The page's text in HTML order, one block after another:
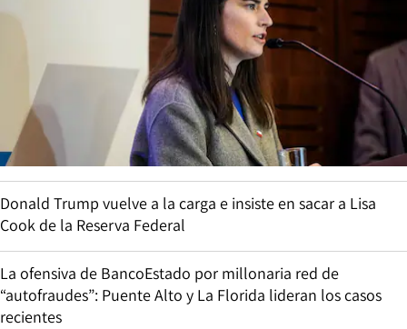
Donald Trump vuelve a la carga e insiste en sacar a Lisa
Cook de la Reserva Federal
La ofensiva de BancoEstado por millonaria red de
“autofraudes”: Puente Alto y La Florida lideran los casos
recientes